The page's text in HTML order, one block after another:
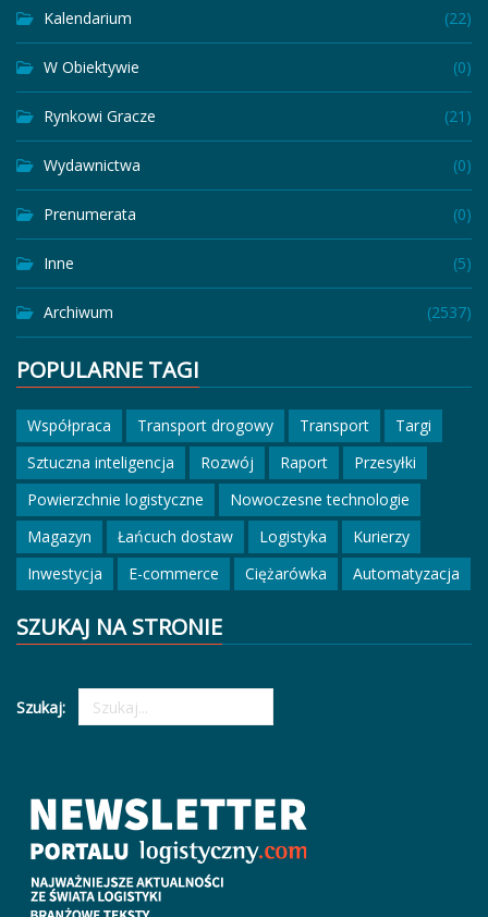
Kalendarium (22)
W Obiektywie (0)
Rynkowi Gracze (21)
Wydawnictwa (0)
Prenumerata (0)
Inne (5)
Archiwum (2537)
POPULARNE TAGI
Współpraca Transport drogowy Transport
Targi
Sztuczna inteligencja
Rozwój Raport
Przesyłki
Powierzchnie logistyczne
Nowoczesne technologie
Magazyn
Łańcuch dostaw Logistyka
Kurierzy
Inwestycja
E-commerce Ciężarówka Automatyzacja
SZUKAJ NA STRONIE
Szukaj: